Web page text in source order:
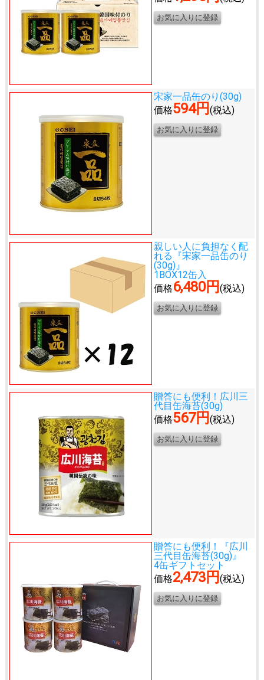
宋家一品缶のり(30g)
価格594円 (税込)
親しい人に負担なく配
れる 『宋家一品缶のり
(30g)』
1BOX12缶入
価格6,480円 (税込)
贈答にも便利！ 広川三
代目缶海苔(30g)
価格567円 (税込)
贈答にも便利！
『広川
三代目缶海苔(30g)』
4缶ギフトセット
価格2,473円 (税込)